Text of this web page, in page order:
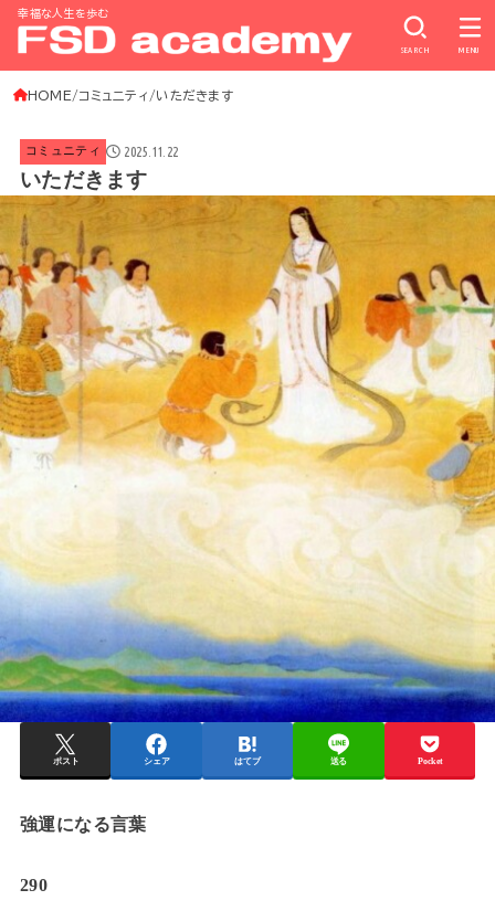
幸福な人生を歩む
SEARCH MENU
HOME コミュニティ いただきます
コミュニティ 2025.11.22
いただきます
ポスト シェア はてブ 送る Pocket
強運になる言葉
290